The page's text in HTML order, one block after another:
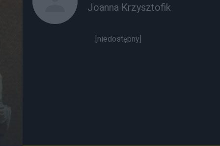
Joanna Krzysztofik
[niedostępny]